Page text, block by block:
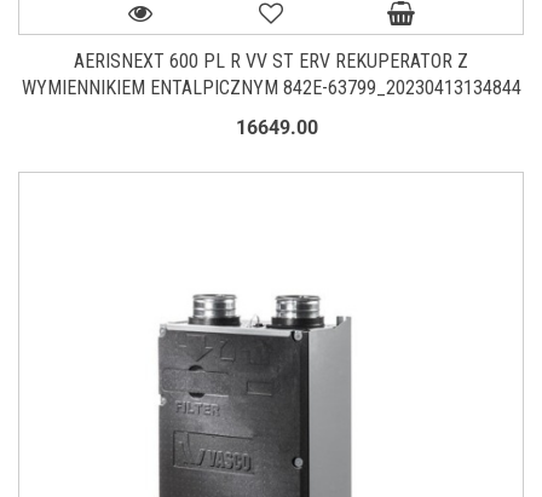
AERISNEXT 600 PL R VV ST ERV REKUPERATOR Z
WYMIENNIKIEM ENTALPICZNYM 842E-63799_20230413134844
16649.00